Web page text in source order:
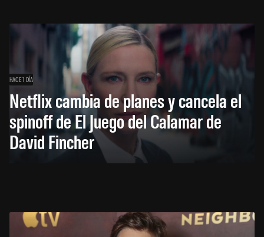
HACE 1 DÍA
Netflix cambia de planes y cancela el
spinoff de El Juego del Calamar de
David Fincher